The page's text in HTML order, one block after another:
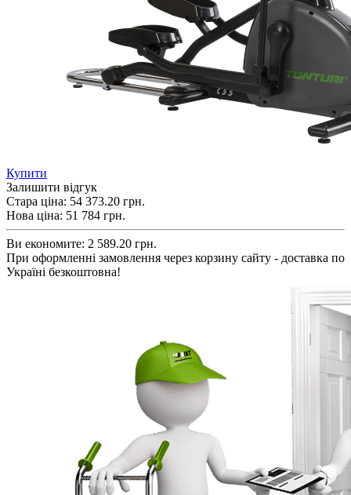
Купити
Залишити відгук
Стара ціна: 54 373.20 грн.
Нова ціна: 51 784 грн.
Ви економите: 2 589.20 грн.
При оформленні замовлення через корзину сайту - доставка по
Україні безкоштовна!